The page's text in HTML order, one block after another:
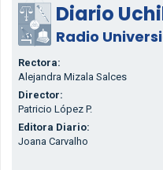
Diario
Radio
Rectora:
Alejandra Mizala Salces
Director:
Patricio López P.
Editora Diario:
Joana Carvalho